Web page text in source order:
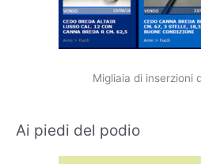
Migliaia di inserzioni
Ai piedi del podio